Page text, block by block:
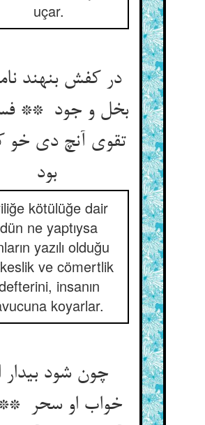
uçar.
در کفش بنهند
بخل و جود **
تقوی آنچ دی خو
بود
kötülüğe dair
dün ne yaptıysa
yazılı olduğu
ve cömertlik
insanın
koyarlar.
چون شود بیدار
خواب او سحر **